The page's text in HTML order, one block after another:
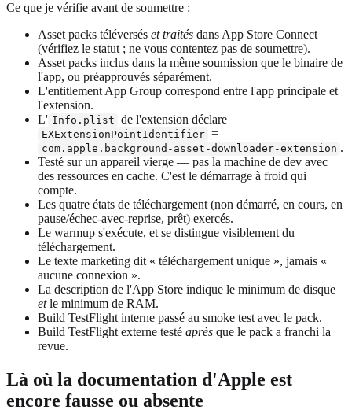
Ce que je vérifie avant de soumettre :
Asset packs téléversés et traités dans App Store Connect
(vérifiez le statut ; ne vous contentez pas de soumettre).
Asset packs inclus dans la même soumission que le binaire de
l'app, ou préapprouvés séparément.
L'entitlement App Group correspond entre l'app principale et
l'extension.
L' Info.plist de l'extension déclare
EXExtensionPointIdentifier =
com.apple.background-asset-downloader-extension .
Testé sur un appareil vierge — pas la machine de dev avec
des ressources en cache. C'est le démarrage à froid qui
compte.
Les quatre états de téléchargement (non démarré, en cours, en
pause/échec-avec-reprise, prêt) exercés.
Le warmup s'exécute, et se distingue visiblement du
téléchargement.
Le texte marketing dit « téléchargement unique », jamais «
aucune connexion ».
La description de l'App Store indique le minimum de disque
etle minimum de RAM.
Build TestFlight interne passé au smoke test avec le pack.
Build TestFlight externe testé après que le pack a franchi la
revue.
Là où la documentation d'Apple est
encore fausse ou absente